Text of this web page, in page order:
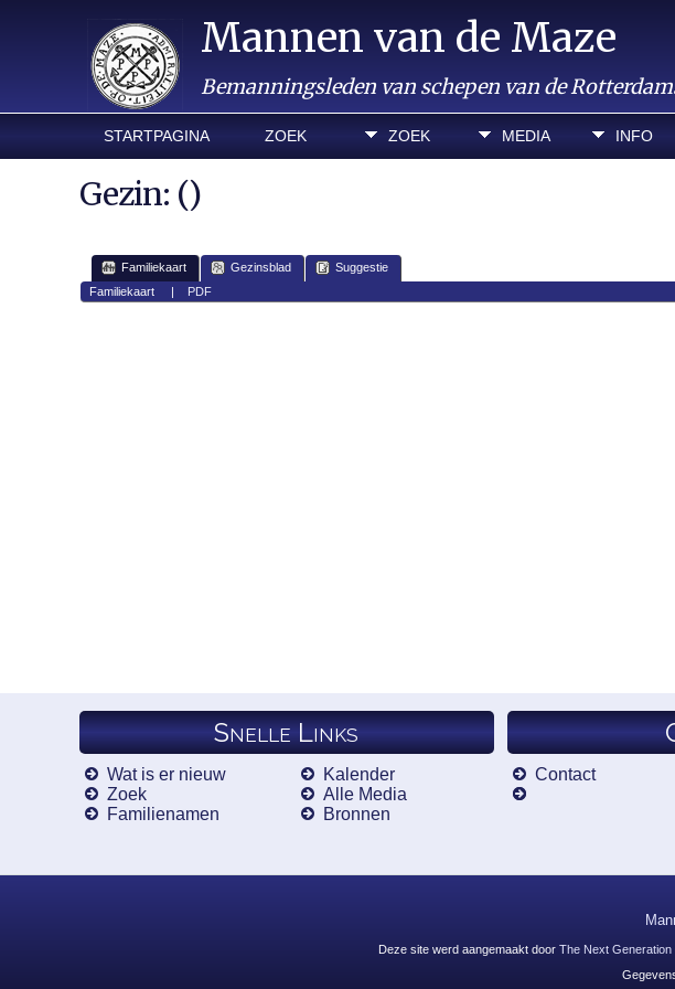
Mannen van de Maze
Bemanningsleden van schepen van de
STARTPAGINA ZOEK ZOEK MEDIA INFO
Gezin: ()
Familiekaart Gezinsblad
Suggestie
Familiekaart
| PDF
Snelle Links
Wat is er nieuw
Zoek
Familienamen
Kalender
Alle Media
Bronnen
Contact
Deze site werd aangemaakt door The Next Generation